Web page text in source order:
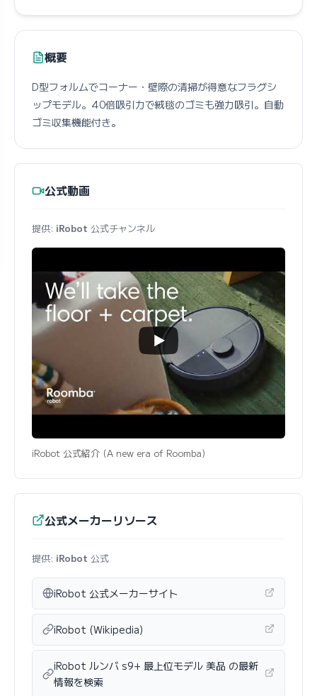
概要
D型フォルムでコーナー・壁際の清掃が得意なフラグシ
ップモデル。40倍吸引力で絨毯のゴミも強力吸引。自動
ゴミ収集機能付き。
公式動画
提供: iRobot 公式チャンネル
iRobot 公式紹介 (A new era of Roomba)
公式メーカーリソース
提供: iRobot 公式
iRobot 公式メーカーサイト
iRobot (Wikipedia)
iRobot ルンバ s9+ 最上位モデル 美品 の最新
情報を検索